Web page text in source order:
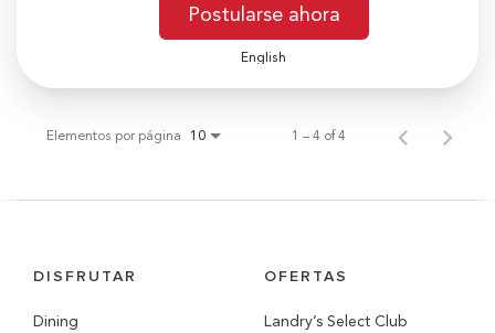
Postularse ahora
English
Elementos por página 10 1 – 4 of 4
DISFRUTAR
Dining
OFERTAS
Landry’s Select Club